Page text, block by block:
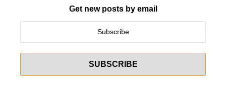
Get new posts by email